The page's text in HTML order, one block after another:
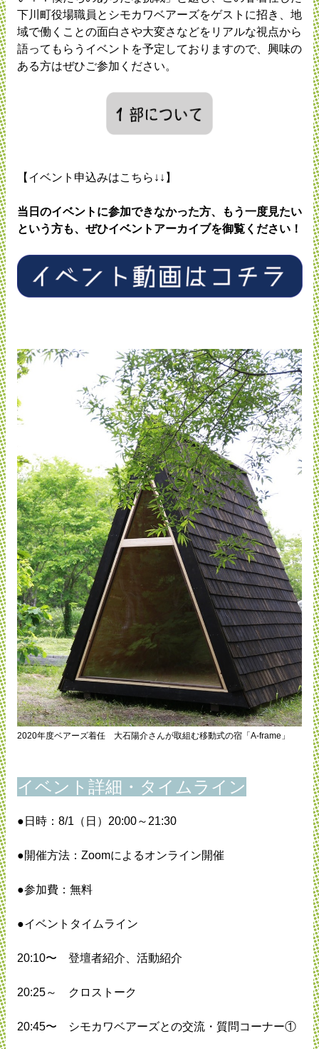
下川町役場職員とシモカワベアーズをゲストに招き、地
域で働くことの面白さや大変さなどをリアルな視点から
語ってもらうイベントを予定しておりますので、興味の
ある方はぜひご参加ください。
【イベント申込みはこちら↓↓】
当日のイベントに参加できなかった方、もう一度見たい
という方も、ぜひイベントアーカイブを御覧ください！
2020年度ベアーズ着任 大石陽介さんが取組む移動式の宿「A-frame」
イベント詳細・タイムライン
●日時：8/1（日）20:00～21:30
●開催方法：Zoomによるオンライン開催
●参加費：無料
●イベントタイムライン
20:10〜 登壇者紹介、活動紹介
20:25～ クロストーク
20:45〜 シモカワベアーズとの交流・質問コーナー①